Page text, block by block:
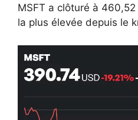
MSFT a clôturé à
la plus élevée depuis le